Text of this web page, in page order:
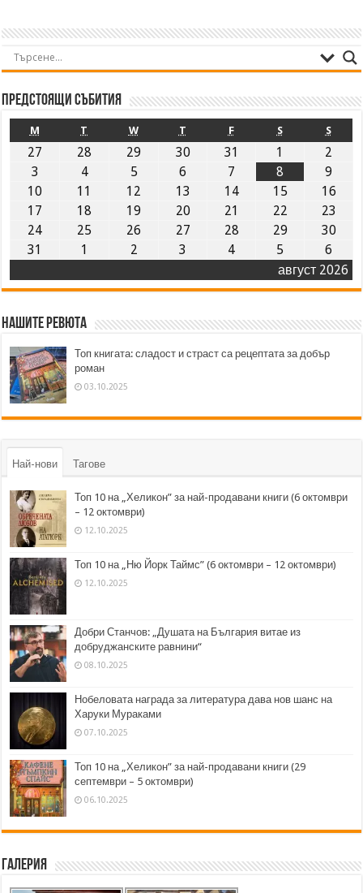
Предстоящи събития
август 2026
M T W T F S S
27 28 29 30 31 1
2
3
4 5 6 7 8
9
10
11 12 13 14 15
16
17
18 19 20 21 22
23
24
25 26 27 28 29
30
31
1 2 3 4 5 6
Нашите ревюта
Топ книгата: сладост и страст са рецептата за добър
роман
03.10.2025
Най-нови Тагове
Топ 10 на „Хеликон” за най-продавани книги (6 октомври
– 12 октомври)
12.10.2025
Топ 10 на „Ню Йорк Таймс” (6 октомври – 12 октомври)
12.10.2025
Добри Станчов: „Душата на България витае из
добруджанските равнини“
08.10.2025
Нобеловата награда за литература дава нов шанс на
Харуки Мураками
07.10.2025
Топ 10 на „Хеликон” за най-продавани книги (29
септември – 5 октомври)
06.10.2025
Галерия